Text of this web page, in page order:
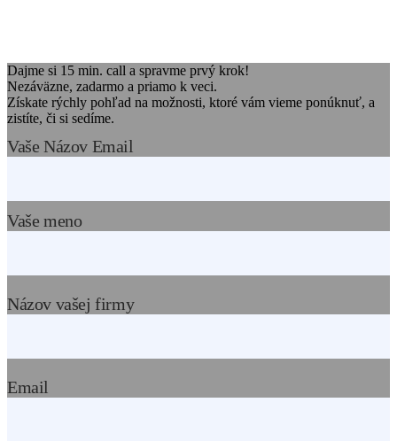
Dajme si 15 min. call a spravme prvý krok!
Nezáväzne, zadarmo a priamo k veci.
Získate rýchly pohľad na možnosti, ktoré vám vieme ponúknuť, a
zistíte, či si sedíme.
Vaše Názov Email
Vaše meno
Názov vašej firmy
Email